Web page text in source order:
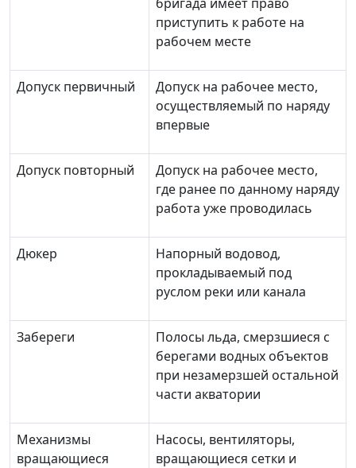
приступить к работе на
рабочем месте
Допуск первичный
Допуск на рабочее место,
осуществляемый по наряду
впервые
Допуск повторный
Допуск на рабочее место,
где ранее по данному наряду
работа уже проводилась
Дюкер
Напорный водовод,
прокладываемый под
руслом реки или канала
Забереги
Полосы льда, смерзшиеся с
берегами водных объектов
при незамерзшей остальной
части акватории
Механизмы
вращающиеся
Насосы, вентиляторы,
вращающиеся сетки и